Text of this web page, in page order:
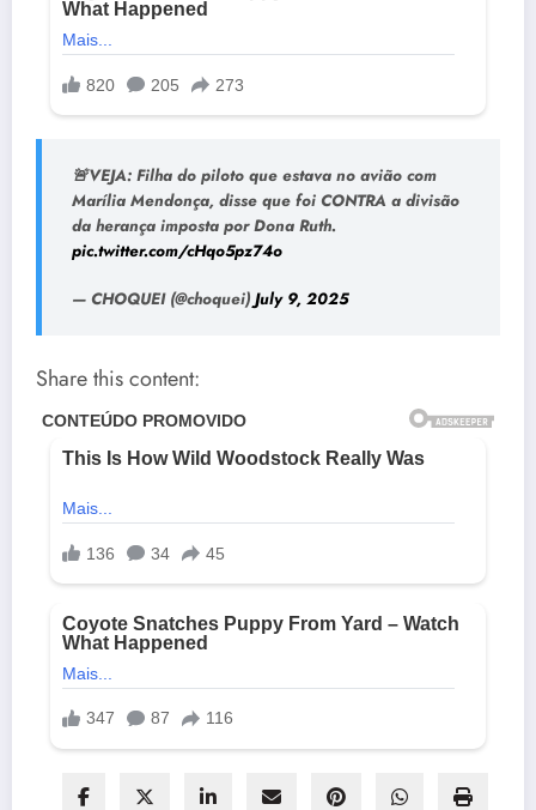
🚨VEJA: Filha do piloto que estava no avião com
Marília Mendonça, disse que foi CONTRA a divisão
da herança imposta por Dona Ruth.
pic.twitter.com/cHqo5pz74o
— CHOQUEI (@choquei) July 9, 2025
Share this content: